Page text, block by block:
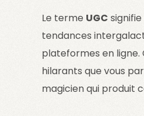
Le terme UGC
tendances
plateformes en ligne.
hilarants que vous
magicien qui produit